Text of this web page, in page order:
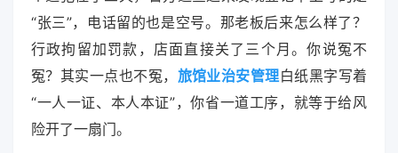
“张三”，电话留的也是空号。那老板后来怎么样了？
行政拘留加罚款，店面直接关了三个月。你说冤不
冤？其实一点也不冤， 旅馆业治安管理白纸黑字写着
“一人一证、本人本证”，你省一道工序，就等于给风
险开了一扇门。